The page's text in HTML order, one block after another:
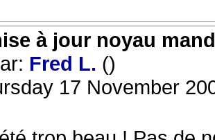
à jour noyau
Fred L. ()
17 November